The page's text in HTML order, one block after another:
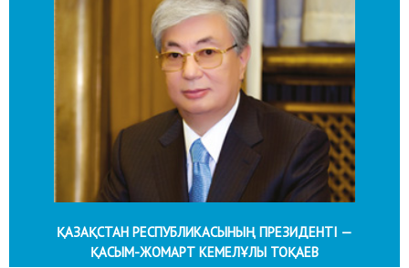
ҚАЗАҚСТАН РЕСПУБЛИКАСЫНЫҢ ПРЕЗИДЕНТІ —
ҚАСЫМ-ЖОМАРТ КЕМЕЛҰЛЫ ТОҚАЕВ